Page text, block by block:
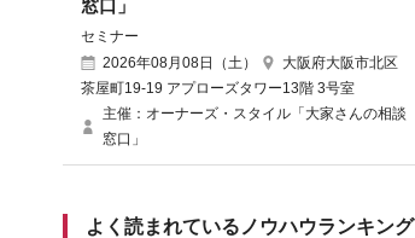
窓口」
セミナー
2026年08月08日（土）
大阪府大阪市北区
茶屋町19-19 アプローズタワー13階 3号室
主催：オーナーズ・スタイル「大家さんの相談
窓口」
よく読まれているノウハウランキング